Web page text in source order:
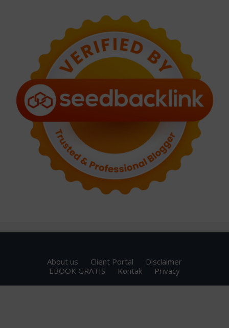
About us Client Portal
Disclaimer
EBOOK GRATIS
Kontak Privacy